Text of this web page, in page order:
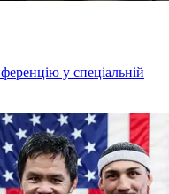
у спеціальній